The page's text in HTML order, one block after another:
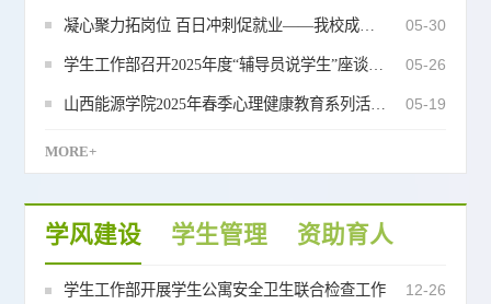
凝心聚力拓岗位 百日冲刺促就业——我校成功举办2025届毕业生“百日冲刺行动”校园双选会（第三场） 05-30
学生工作部召开2025年度“辅导员说学生”座谈交流会 05-26
山西能源学院2025年春季心理健康教育系列活动圆满结束 05-19
MORE+
学风建设 学生管理 资助育人
学生工作部开展学生公寓安全卫生联合检查工作 12-26